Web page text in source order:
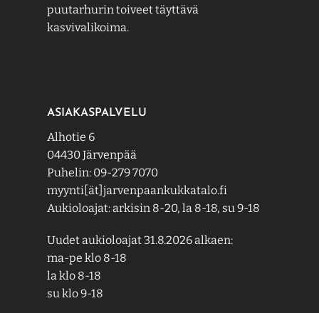
puutarhurin toiveet täyttävä
kasvivalikoima.
ASIAKASPALVELU
Alhotie 6
04430 Järvenpää
Puhelin: 09-279 7070
myynti[ät]jarvenpaankukkatalo.fi
Aukioloajat: arkisin 8-20, la 8-18, su 9-18
Uudet aukioloajat 31.8.2026 alkaen:
ma-pe klo 8-18
la klo 8-18
su klo 9-18